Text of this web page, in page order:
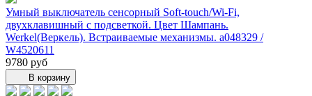
Умный выключатель сенсорный Soft-touch/Wi-Fi,
двухклавишный с подсветкой. Цвет Шампань.
Werkel(Веркель). Встраиваемые механизмы. a048329 /
W4520611
9780 руб
В корзину